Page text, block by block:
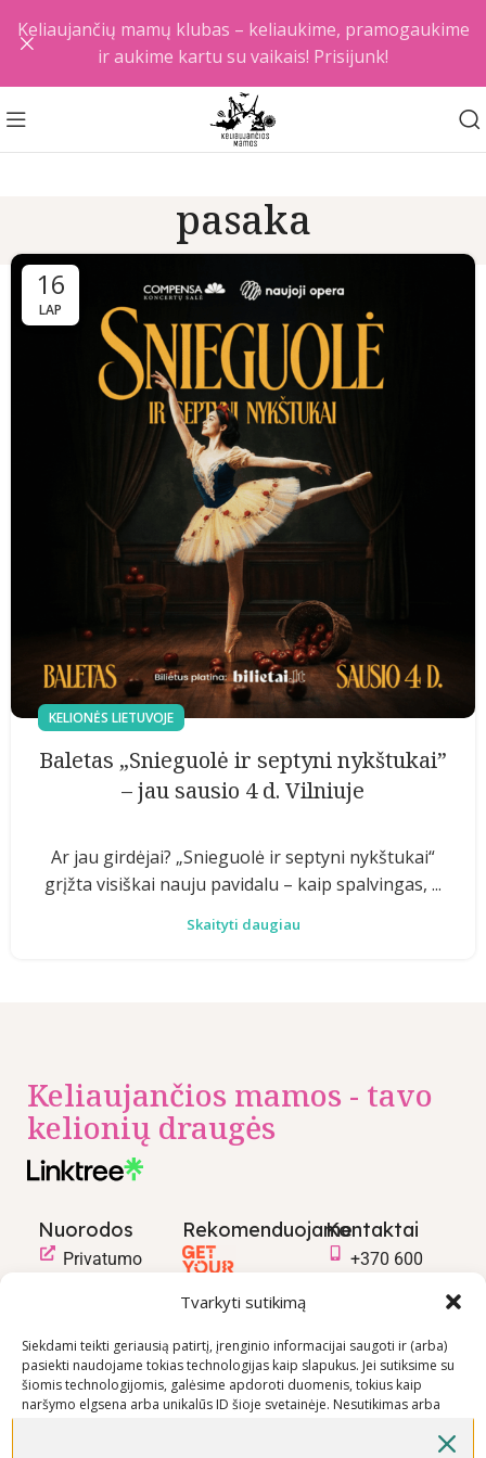
Tvarkyti sutikimą
Siekdami teikti geriausią patirtį, įrenginio informacijai saugoti ir (arba)
pasiekti naudojame tokias technologijas kaip slapukus. Jei sutiksime su
šiomis technologijomis, galėsime apdoroti duomenis, tokius kaip
naršymo elgsena arba unikalūs ID šioje svetainėje. Nesutikimas arba
pasaka
16
LAP
KELIONĖS LIETUVOJE
Baletas „Snieguolė ir septyni nykštukai”
– jau sausio 4 d. Vilniuje
Ar jau girdėjai? „Snieguolė ir septyni nykštukai“
grįžta visiškai nauju pavidalu – kaip spalvingas, ...
Skaityti daugiau
Keliaujančios mamos - tavo
kelionių draugės
Nuorodos
Privatumo
pirkimo –
pardavimo
taisyklės
RekomenduojameKontaktai
+370 600
Keliaujančių mamų klubas – keliaukime, pramogaukime
ir aukime kartu su vaikais! Prisijunk!